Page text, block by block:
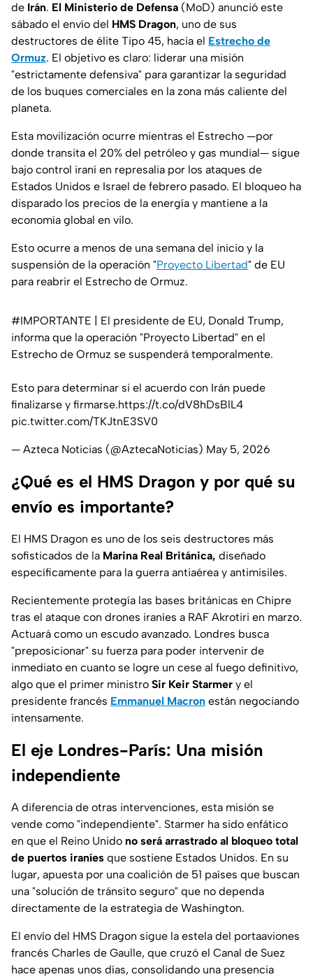
de Irán. El Ministerio de Defensa (MoD) anunció este
sábado el envío del HMS Dragon, uno de sus
destructores de élite Tipo 45, hacia el Estrecho de
Ormuz. El objetivo es claro: liderar una misión
"estrictamente defensiva" para garantizar la seguridad
de los buques comerciales en la zona más caliente del
planeta.
Esta movilización ocurre mientras el Estrecho —por
donde transita el 20% del petróleo y gas mundial— sigue
bajo control iraní en represalia por los ataques de
Estados Unidos e Israel de febrero pasado. El bloqueo ha
disparado los precios de la energía y mantiene a la
economía global en vilo.
Esto ocurre a menos de una semana del inicio y la
suspensión de la operación "Proyecto Libertad" de EU
para reabrir el Estrecho de Ormuz.
#IMPORTANTE | El presidente de EU, Donald Trump,
informa que la operación "Proyecto Libertad" en el
Estrecho de Ormuz se suspenderá temporalmente.
Esto para determinar si el acuerdo con Irán puede
finalizarse y firmarse.https://t.co/dV8hDsBlL4
pic.twitter.com/TKJtnE3SV0
— Azteca Noticias (@AztecaNoticias) May 5, 2026
¿Qué es el HMS Dragon y por qué su
envío es importante?
El HMS Dragon es uno de los seis destructores más
sofisticados de la Marina Real Británica, diseñado
específicamente para la guerra antiaérea y antimisiles.
Recientemente protegía las bases británicas en Chipre
tras el ataque con drones iraníes a RAF Akrotiri en marzo.
Actuará como un escudo avanzado. Londres busca
"preposicionar" su fuerza para poder intervenir de
inmediato en cuanto se logre un cese al fuego definitivo,
algo que el primer ministro Sir Keir Starmer y el
presidente francés Emmanuel Macron están negociando
intensamente.
El eje Londres-París: Una misión
independiente
A diferencia de otras intervenciones, esta misión se
vende como "independiente". Starmer ha sido enfático
en que el Reino Unido no será arrastrado al bloqueo total
de puertos iraníes que sostiene Estados Unidos. En su
lugar, apuesta por una coalición de 51 países que buscan
una "solución de tránsito seguro" que no dependa
directamente de la estrategia de Washington.
El envío del HMS Dragon sigue la estela del portaaviones
francés Charles de Gaulle, que cruzó el Canal de Suez
hace apenas unos días, consolidando una presencia